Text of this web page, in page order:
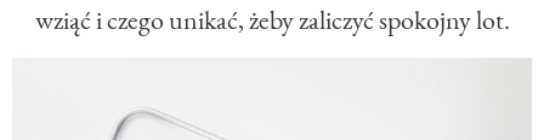
wziąć i czego unikać, żeby zaliczyć spokojny lot.